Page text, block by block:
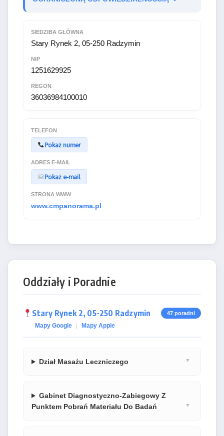
SIEDZIBA GŁÓWNA
Stary Rynek 2, 05-250 Radzymin
NIP
1251629925
REGON
36036984100010
TELEFON
Pokaż numer
ADRES E-MAIL
Pokaż e-mail
STRONA WWW
www.cmpanorama.pl
Oddziały i Poradnie
Stary Rynek 2, 05-250 Radzymin
Mapy Google Mapy Apple
47 poradni
Dział Masażu Leczniczego
Gabinet Diagnostyczno-Zabiegowy Z
Punktem Pobrań Materiału Do Badań